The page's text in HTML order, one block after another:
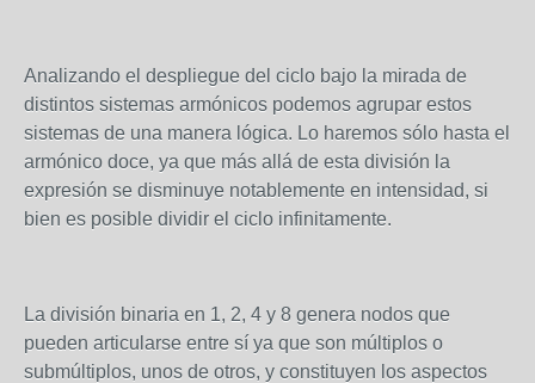
Analizando el despliegue del ciclo bajo la mirada de
distintos sistemas armónicos podemos agrupar estos
sistemas de una manera lógica. Lo haremos sólo hasta el
armónico doce, ya que más allá de esta división la
expresión se disminuye notablemente en intensidad, si
bien es posible dividir el ciclo infinitamente.
La división binaria en 1, 2, 4 y 8 genera nodos que
pueden articularse entre sí ya que son múltiplos o
submúltiplos, unos de otros, y constituyen los aspectos